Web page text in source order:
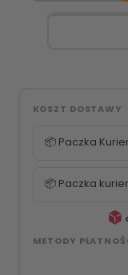
KOSZT DOSTAWY
📦 Paczka
📦 Paczka
METODY